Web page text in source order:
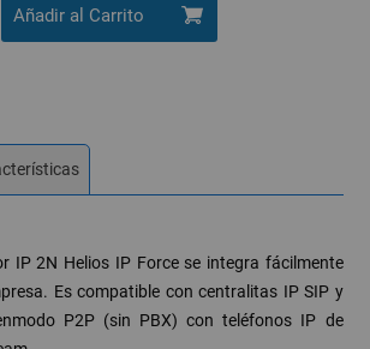
IP 2N Helios IP Force se integra fácilmente
Es compatible con centralitas IP SIP y
P2P (sin PBX) con teléfonos IP de